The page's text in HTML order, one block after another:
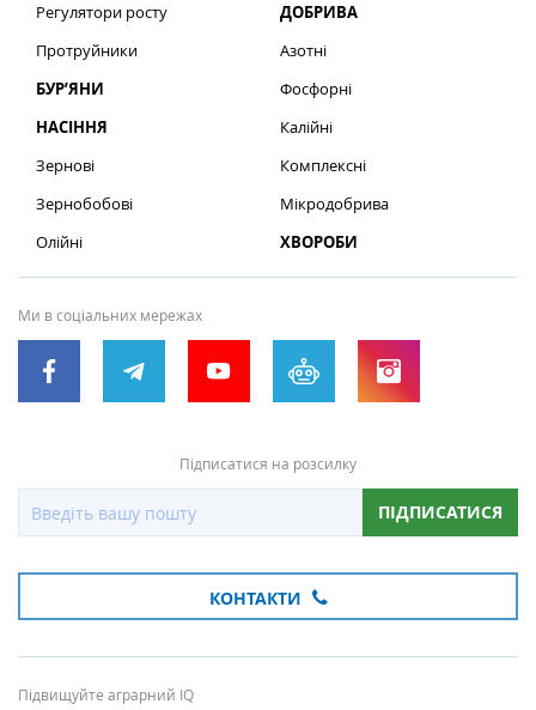
Регулятори росту
Протруйники
БУР’ЯНИ
НАСІННЯ
Зернові
Зернобобові
Олійні
ДОБРИВА
Азотні
Фосфорні
Калійні
Комплексні
Мікродобрива
ХВОРОБИ
Ми в соціальних мережах
Підписатися на розсилку
ПІДПИСАТИСЯ
КОНТАКТИ
Підвищуйте аграрний IQ